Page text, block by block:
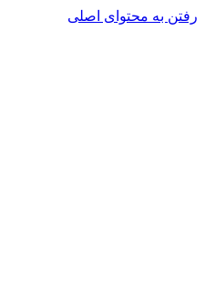
رفتن به محتوای اصلی